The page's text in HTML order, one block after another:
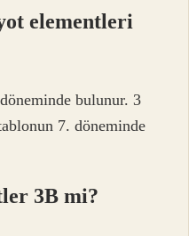
elementleri
bulunur. 3
7. döneminde
3B mi?